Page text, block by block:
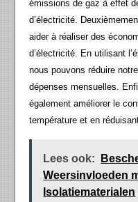
émissions de gaz à effet
d’électricité.
aider à réaliser des
d’électricité. En utilisant
nous pouvons réduire
dépenses mensuelles.
également améliorer le
température et en
Lees ook:
Weersinvloeden
Isolatiematerialen